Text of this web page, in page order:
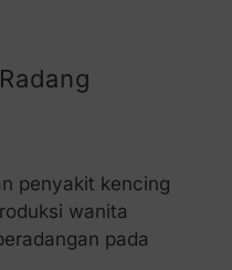
penyakit kencing
wanita
pada